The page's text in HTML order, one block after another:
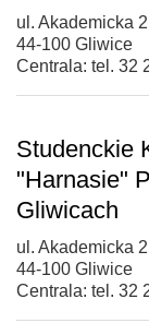
ul. Akademicka 2
44-100 Gliwice
Centrala: tel. 32
Studenckie
"Harnasie"
Gliwicach
ul. Akademicka 2
44-100 Gliwice
Centrala: tel. 32